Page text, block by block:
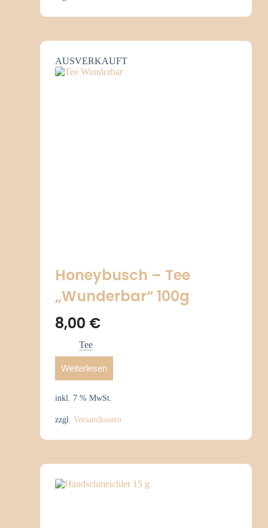
AUSVERKAUFT
Honeybusch – Tee
„Wunderbar“ 100g
8,00 €
Tee
Weiterlesen
inkl. 7 % MwSt.
zzgl. Versandkosten